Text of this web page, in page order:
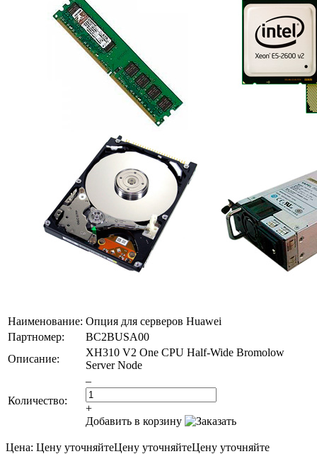
Наименование: Опция для серверов Huawei
Партномер:
BC2BUSA00
Описание:
XH310 V2 One CPU Half-Wide Bromolow
Server Node
Количество:
–
+
Добавить в корзину
Цена: Цену уточняйтеЦену уточняйтеЦену уточняйте